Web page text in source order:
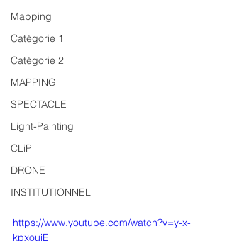
Mapping
Catégorie 1
Catégorie 2
MAPPING
SPECTACLE
Light-Painting
CLiP
DRONE
INSTITUTIONNEL
https://www.youtube.com/watch?v=y-x-
kpxouiE